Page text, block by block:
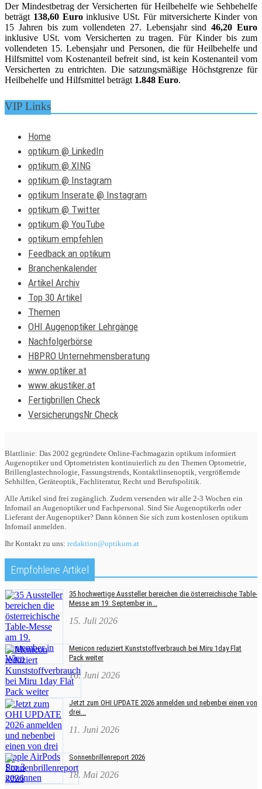
Der Mindestbetrag der Versicherten für Heilbehelfe wie Sehbehelfe
beträgt 138,60 Euroinklusive USt. Für mitversicherte Kinder von
15 Jahren bis zum vollendeten 27. Lebensjahr sind46,20 Euro
inklusive USt. vom Versicherten zu tragen. Für Kinder bis zum
vollendeten 15. Lebensjahr und Personen, die für Heilbehelfe und
Hilfsmittel vom Kostenanteil befreit sind, ist kein Kostenanteil vom
Versicherten zu entrichten. Die satzungsmäßige Höchstgrenze für
Heilbehelfe und Hilfsmittel beträgt 1.848 Euro.
VIP Links
Home
optikum @ LinkedIn
optikum @ XING
optikum @ Instagram
optikum Inserate @ Instagram
optikum @ Twitter
optikum @ YouTube
optikum empfehlen
Feedback an optikum
Branchenkalender
Artikel Archiv
Top 30 Artikel
Themen
OHI Augenoptiker Lehrgänge
Nachfolgerbörse
HBPRO Unternehmensberatung
www.optiker.at
www.akustiker.at
Fertigbrillen Check
VersicherungsNr Check
Blattlinie: Das 2002 gegründete Online-Fachmagazin optikum informiert
Augenoptiker und Optometristen kontinuierlich zu den Themen Optometrie,
Brillenglastechnologie, Fassungstrends, Kontaktlinsenoptik, vergrößernde
Sehhilfen, Geräteoptik, Fachliteratur, Recht und Berufspolitik.
Alle Artikel sind frei zugänglich. Zudem versenden wir alle 2-3 Wochen ein
Infomail an Augenoptiker und Fachpersonal. Sind Sie AugenoptikerIn oder
Lieferant der Augenoptiker? Dann können Sie sich zum kostenlosen optikum
Infomail anmelden.
Ihr Kontakt zu uns: redaktion@optikum.at
Empfohlene Artikel
35 hochwertige Aussteller bereichen die österreichische Table-
Messe am 19. September in...
15. Juli 2026
Menicon reduziert Kunststoffverbrauch bei Miru 1day Flat
Pack weiter
16. Juni 2026
Jetzt zum OHI UPDATE 2026 anmelden und nebenbei einen von
drei...
11. Juni 2026
Sonnenbrillenreport 2026
18. Mai 2026